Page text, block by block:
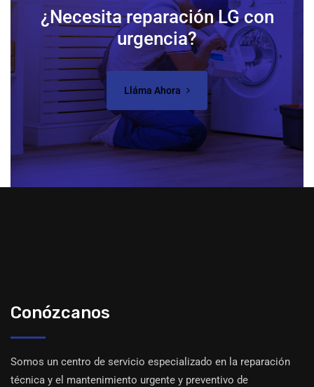
¿Necesita reparación LG con
urgencia?
Lláma Ahora
Conózcanos
Somos un centro de servicio especializado en la reparación
técnica y el mantenimiento urgente y preventivo de